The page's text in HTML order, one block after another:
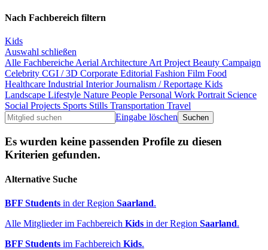
Nach Fachbereich filtern
Kids
Auswahl schließen
Alle Fachbereiche Aerial Architecture Art Project Beauty Campaign
Celebrity CGI / 3D Corporate Editorial Fashion Film Food
Healthcare Industrial InteriorJournalism / Reportage Kids
Landscape Lifestyle Nature People Personal Work Portrait Science
Social Projects Sports Stills Transportation Travel
Eingabe löschen
Es wurden keine passenden Profile zu diesen
Kriterien gefunden.
Alternative Suche
BFF Students in der Region Saarland.
Alle Mitglieder im Fachbereich Kids in der Region Saarland.
BFF Students im Fachbereich Kids.